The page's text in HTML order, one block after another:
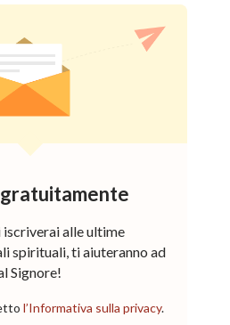
iscriverai alle ultime
spirituali, ti aiuteranno ad
Signore!
l’Informativa sulla privacy.